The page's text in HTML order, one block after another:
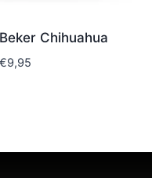
Beker Chihuahua
€9,95